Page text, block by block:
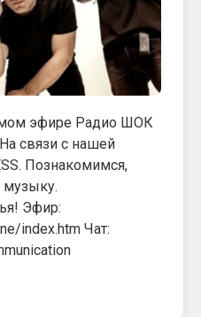
эфире Радио ШОК
связи с нашей
Познакомимся,
Эфир:
index.htm Чат: